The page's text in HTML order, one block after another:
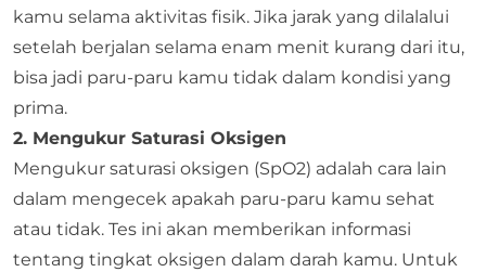
kamu selama aktivitas fisik. Jika jarak yang dilalalui
setelah berjalan selama enam menit kurang dari itu,
bisa jadi paru-paru kamu tidak dalam kondisi yang
prima.
2. Mengukur Saturasi Oksigen
Mengukur saturasi oksigen (SpO2) adalah cara lain
dalam mengecek apakah paru-paru kamu sehat
atau tidak. Tes ini akan memberikan informasi
tentang tingkat oksigen dalam darah kamu. Untuk